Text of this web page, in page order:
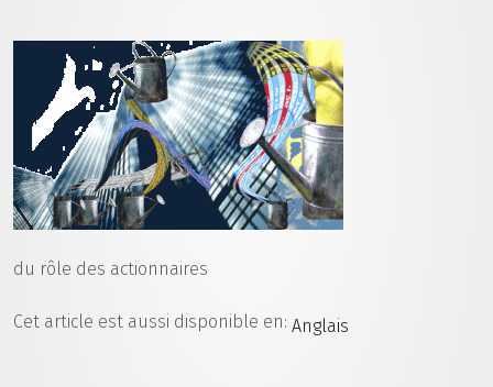
du rôle des actionnaires
Cet article est aussi disponible en: Anglais